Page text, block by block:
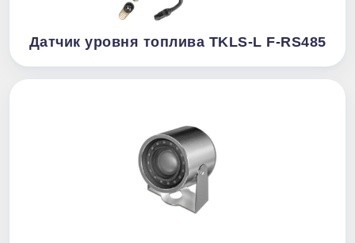
Датчик уровня топлива TKLS-L F-RS485